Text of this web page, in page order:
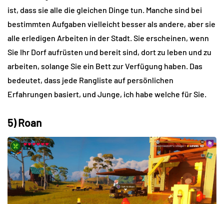
ist, dass sie alle die gleichen Dinge tun. Manche sind bei
bestimmten Aufgaben vielleicht besser als andere, aber sie
alle erledigen Arbeiten in der Stadt. Sie erscheinen, wenn
Sie Ihr Dorf aufrüsten und bereit sind, dort zu leben und zu
arbeiten, solange Sie ein Bett zur Verfügung haben. Das
bedeutet, dass jede Rangliste auf persönlichen
Erfahrungen basiert, und Junge, ich habe welche für Sie.
5) Roan